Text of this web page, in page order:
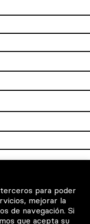
para poder
mejorar la
de navegación. Si
que acepta su